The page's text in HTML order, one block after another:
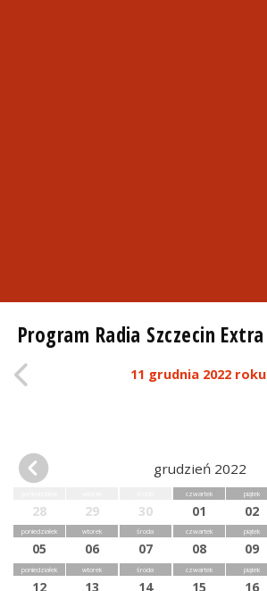
Program Radia Szczecin Extra
11 grudnia 2022 roku
grudzień 2022
28 29 30
czwartek
01
piątek
02
poniedziałek
05
wtorek
06
środa
07
czwartek
08
piątek
09
poniedziałek
12
wtorek
13
środa
14
czwartek
15
piątek
16